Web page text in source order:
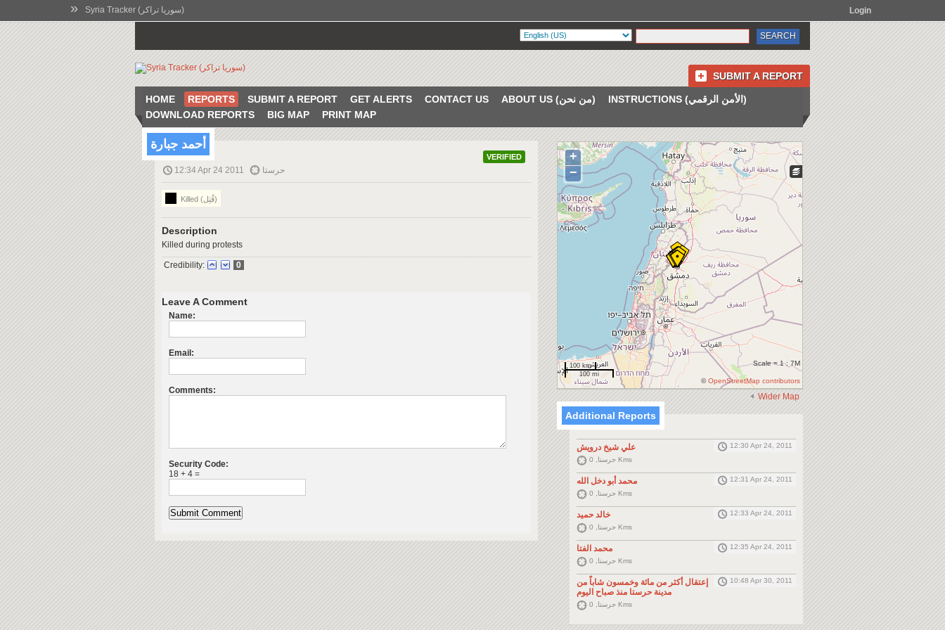
» Syria Tracker (سوريا تراكر) Login
SUBMIT A REPORT
HOME REPORTS SUBMIT A REPORT GET ALERTS CONTACT US ABOUT US (من نحن)
INSTRUCTIONS (الأمن الرقمي)
DOWNLOAD REPORTS
BIG MAP PRINT MAP
VERIFIED
أحمد جبارة
12:34 Apr 24 2011 حرستا
Killed (قُتِل)
Description
Killed during protests
Credibility: 0
Leave A Comment
Name:
Email:
Comments:
Security Code:
18 + 4 =
+
−
100 km
100 mi
Scale = 1 : 7M
©OpenStreetMap contributors
Wider Map
Additional Reports
علي شيخ درويش
12:30 Apr 24, 2011
حرستا, 0 Kms
محمد أبو دخل الله
12:31 Apr 24, 2011
حرستا, 0 Kms
خالد حميد
12:33 Apr 24, 2011
حرستا, 0 Kms
محمد الفتا
12:35 Apr 24, 2011
حرستا, 0 Kms
إعتقال أكثر من مائة وخمسون شاباً من
مدينة حرستا منذ صباح اليوم
10:48 Apr 30, 2011
حرستا, 0 Kms